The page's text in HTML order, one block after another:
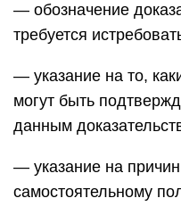
— обозначение
требуется
— указание на то,
могут быть
данным
— указание на
самостоятельному